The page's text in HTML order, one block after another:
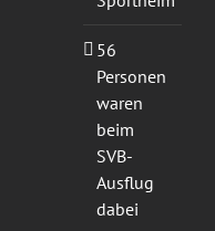
56
Personen
waren
beim
SVB-
Ausflug
dabei